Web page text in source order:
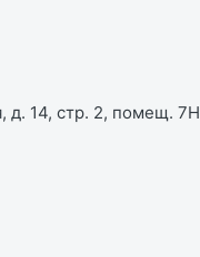
д. 14, стр. 2, помещ. 7Н